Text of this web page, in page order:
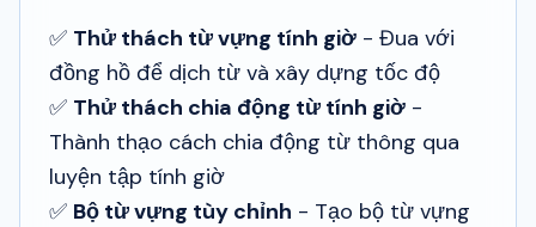
✅ Thử thách từ vựng tính giờ - Đua với
đồng hồ để dịch từ và xây dựng tốc độ
✅ Thử thách chia động từ tính giờ -
Thành thạo cách chia động từ thông qua
luyện tập tính giờ
✅ Bộ từ vựng tùy chỉnh - Tạo bộ từ vựng